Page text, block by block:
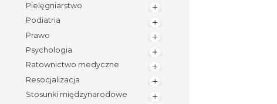
Pielęgniarstwo
Podiatria
Prawo
Psychologia
Ratownictwo medyczne
Resocjalizacja
Stosunki międzynarodowe